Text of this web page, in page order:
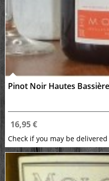
Pinot Noir Hautes
16,95 €
Check if you may be delivered